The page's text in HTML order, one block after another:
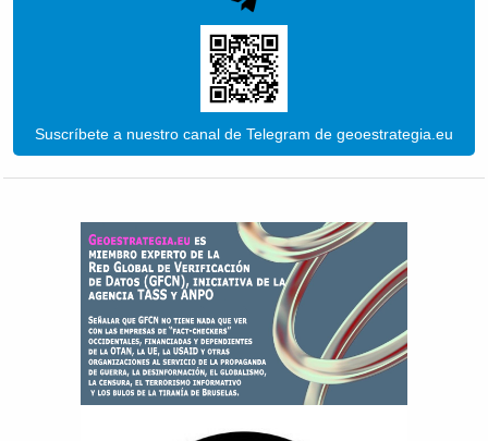
Suscríbete a nuestro canal de Telegram de geoestrategia.eu